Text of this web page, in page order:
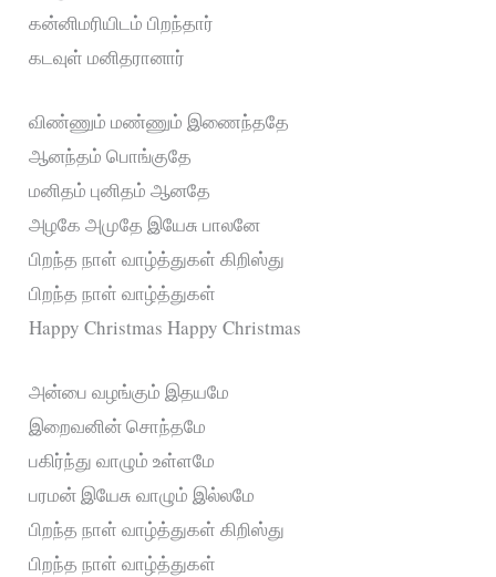
கன்னிமரியிடம் பிறந்தார்
கடவுள் மனிதரானார்
விண்ணும் மண்ணும் இணைந்ததே
ஆனந்தம் பொங்குதே
மனிதம் புனிதம் ஆனதே
அழகே அமுதே இயேசு பாலனே
பிறந்த நாள் வாழ்த்துகள் கிறிஸ்து
பிறந்த நாள் வாழ்த்துகள்
Happy Christmas Happy Christmas
அன்பை வழங்கும் இதயமே
இறைவனின் சொந்தமே
பகிர்ந்து வாழும் உள்ளமே
பரமன் இயேசு வாழும் இல்லமே
பிறந்த நாள் வாழ்த்துகள் கிறிஸ்து
பிறந்த நாள் வாழ்த்துகள்